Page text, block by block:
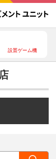
設置ゲーム機